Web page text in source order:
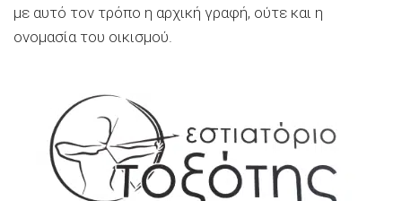
με αυτό τον τρόπο η αρχική γραφή, ούτε και η
ονομασία του οικισμού.